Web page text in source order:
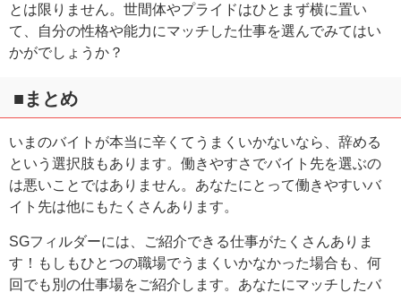
とは限りません。世間体やプライドはひとまず横に置い
て、自分の性格や能力にマッチした仕事を選んでみてはい
かがでしょうか？
■まとめ
いまのバイトが本当に辛くてうまくいかないなら、辞める
という選択肢もあります。働きやすさでバイト先を選ぶの
は悪いことではありません。あなたにとって働きやすいバ
イト先は他にもたくさんあります。
SGフィルダーには、ご紹介できる仕事がたくさんありま
す！もしもひとつの職場でうまくいかなかった場合も、何
回でも別の仕事場をご紹介します。あなたにマッチしたバ